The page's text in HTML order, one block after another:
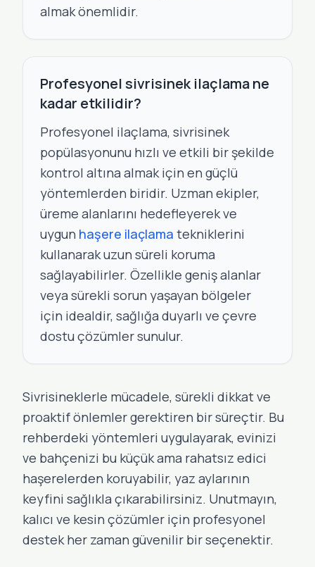
almak önemlidir.
Profesyonel sivrisinek ilaçlama ne
kadar etkilidir?
Profesyonel ilaçlama, sivrisinek
popülasyonunu hızlı ve etkili bir şekilde
kontrol altına almak için en güçlü
yöntemlerden biridir. Uzman ekipler,
üreme alanlarını hedefleyerek ve
uygun haşere ilaçlama tekniklerini
kullanarak uzun süreli koruma
sağlayabilirler. Özellikle geniş alanlar
veya sürekli sorun yaşayan bölgeler
için idealdir, sağlığa duyarlı ve çevre
dostu çözümler sunulur.
Sivrisineklerle mücadele, sürekli dikkat ve
proaktif önlemler gerektiren bir süreçtir. Bu
rehberdeki yöntemleri uygulayarak, evinizi
ve bahçenizi bu küçük ama rahatsız edici
haşerelerden koruyabilir, yaz aylarının
keyfini sağlıkla çıkarabilirsiniz. Unutmayın,
kalıcı ve kesin çözümler için profesyonel
destek her zaman güvenilir bir seçenektir.